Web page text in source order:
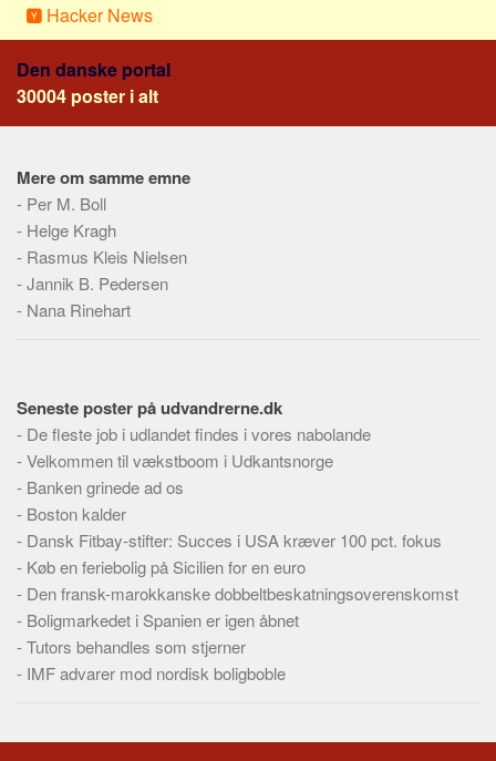
Hacker News
Den danske portal
30004 poster i alt
Mere om samme emne
- Per M. Boll
- Helge Kragh
- Rasmus Kleis Nielsen
-Jannik B. Pedersen
- Nana Rinehart
Seneste poster på udvandrerne.dk
- De fleste job i udlandet findes i vores nabolande
-Velkommen til vækstboom i Udkantsnorge
- Banken grinede ad os
- Boston kalder
- Dansk Fitbay-stifter: Succes i USA kræver 100 pct. fokus
- Køb en feriebolig på Sicilien for en euro
- Den fransk-marokkanske dobbeltbeskatningsoverenskomst
- Boligmarkedet i Spanien er igen åbnet
-Tutors behandles som stjerner
- IMF advarer mod nordisk boligboble